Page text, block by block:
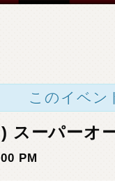
このイベン
スーパーオ
PM